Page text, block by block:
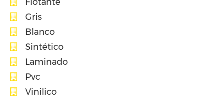
Gris
Blanco
Sintético
Laminado
Pvc
Vinilico